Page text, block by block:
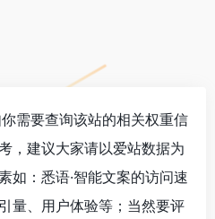
需要查询该站的相关权重信
，建议大家请以爱站数据为
如：悉语·智能文案的访问速
量、用户体验等；当然要评